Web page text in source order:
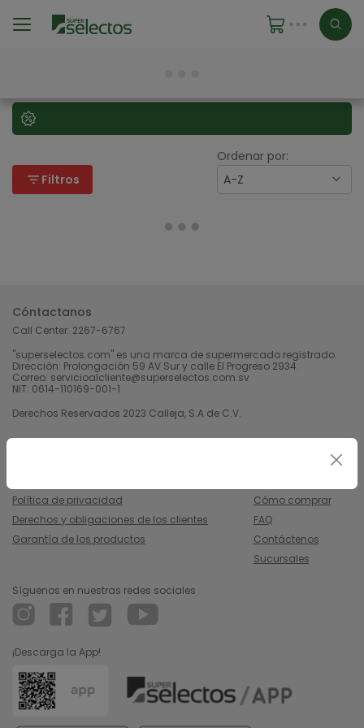
filter_list Filtros
Ordenar por:
A-Z
Cóntactanos
Call Center: 2267-6767
"superselectos.com" es una marca de supermercado registrado.
Dirección: Prolongación 59 AV Sur y calle El Progreso 2934.
Correo: servicioalcliente@superselectos.com.sv
NIT: 0614-110169-001-1
Derechos Reservados 2023 Calleja, S.A de C.V.
Política de privacidad
Derechos y obligaciones de los clientes
Garantía de los productos
Cómo comprar
FAQ
Contáctenos
Sucursales
Síguenos en nuestras redes sociales
¡Descarga la App!